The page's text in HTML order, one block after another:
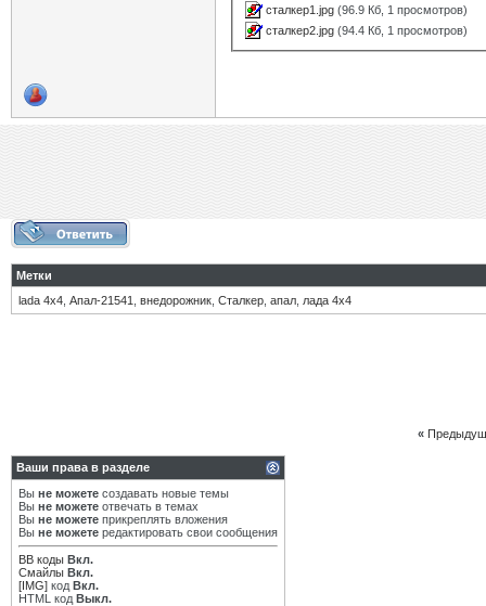
сталкер1.jpg (96.9 Кб, 1 просмотров)
сталкер2.jpg (94.4 Кб, 1 просмотров)
Метки
lada 4х4 Апал-21541 внедорожник Сталкер апал лада 4х4
«
Ваши права в разделе
Вы не можете создавать новые темы
Вы не можете отвечать в темах
Вы не можете прикреплять вложения
Вы не можете редактировать свои сообщения
BB коды Вкл.
Смайлы Вкл.
[IMG] код Вкл.
HTML код Выкл.